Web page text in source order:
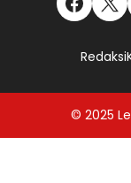
Redaksi
© 2025